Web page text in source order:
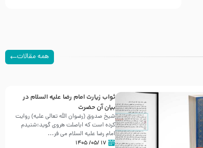
همه مقالات
ثواب زیارت امام رضا علیه السلام در
بیان آن حضرت
شیخ صدوق (رضوان الله تعالی علیه) روایت
کرده است که اباصلت هروی گوید:شنیدم
امام رضا علیه السلام می فر...
۱۷ /۰۵/ ۱۴۰۵